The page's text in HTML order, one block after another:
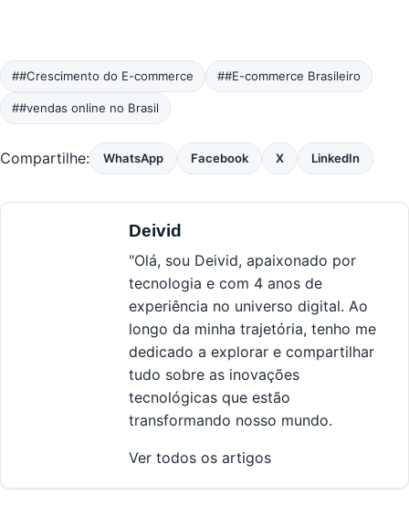
##Crescimento do E-commerce ##E-commerce Brasileiro
##vendas online no Brasil
Compartilhe: WhatsApp Facebook X LinkedIn
Deivid
"Olá, sou Deivid, apaixonado por
tecnologia e com 4 anos de
experiência no universo digital. Ao
longo da minha trajetória, tenho me
dedicado a explorar e compartilhar
tudo sobre as inovações
tecnológicas que estão
transformando nosso mundo.
Ver todos os artigos